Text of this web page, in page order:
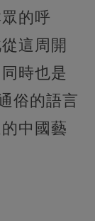
的呼
這周開
時也是
俗的語言
中國藝